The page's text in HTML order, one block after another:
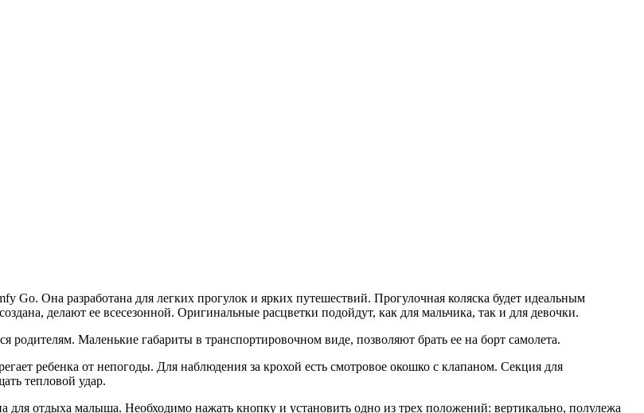
Она разработана для легких прогулок и ярких путешествий. Прогулочная коляска будет идеальным
делают ее всесезонной. Оригинальные расцветки подойдут, как для мальчика, так и для девочки.
Маленькие габариты в транспортировочном виде, позволяют брать ее на борт самолета.
ребенка от непогоды. Для наблюдения за крохой есть смотровое окошко с клапаном. Секция для
тепловой удар.
отдыха малыша. Необходимо нажать кнопку и установить одно из трех положений: вертикально, полулежа